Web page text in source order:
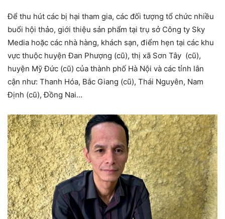
Để thu hút các bị hại tham gia, các đối tượng tổ chức nhiều
buổi hội thảo, giới thiệu sản phẩm tại trụ sở Công ty Sky
Media hoặc các nhà hàng, khách sạn, điểm hẹn tại các khu
vực thuộc huyện Đan Phượng (cũ), thị xã Sơn Tây (cũ),
huyện Mỹ Đức (cũ) của thành phố Hà Nội và các tỉnh lân
cận như: Thanh Hóa, Bắc Giang (cũ), Thái Nguyên, Nam
Định (cũ), Đồng Nai…